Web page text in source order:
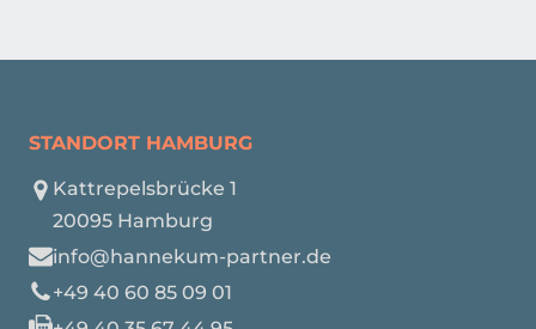
STANDORT HAMBURG
Kattrepelsbrücke 1
20095 Hamburg
info@hannekum-partner.de
+49 40 60 85 09 01